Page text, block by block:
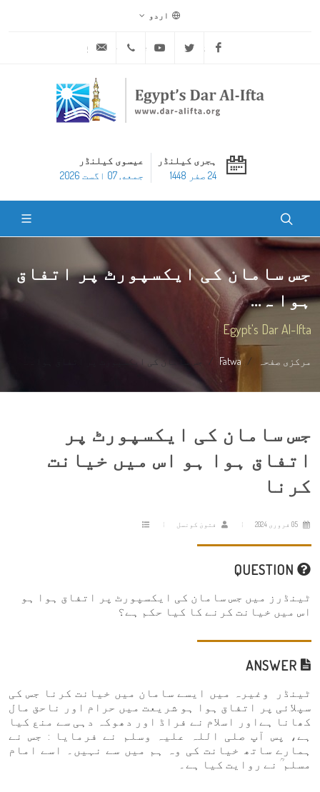
اردو
Facebook
Twitter
Youtube
ہجری کیلنڈر
24 صفر 1448
عیسوی کیلنڈر
جمعه, 07 اگست 2026
جس سامان کی ایکسپورٹ پر اتفاق
ہوا ہ...
Egypt's Dar Al-Ifta
مرکزی صفحہ Fatwa جس سامان کی ایکسپورٹ پر اتفاق ہوا ہ...
جس سامان کی ایکسپورٹ پر
اتفاق ہوا ہو اس میں خیانت
کرنا
فتویٰ کونسل
ٹینڈرز میں جس سامان کی ایکسپورٹ پر اتفاق ہوا ہو
اس میں خیانت کرنے کا کیا حکم ہے؟
ٹینڈر وغیرہ میں ایسے سامان میں خیانت کرنا جس کی
سپلائی پر اتفاق ہوا ہو شریعت میں حرام اور ناحق مال
کھانا ہےاور اسلام نے فراڈ اور دھوکہ دہی سے منع کیا
ہے، پس آپ صلی اللہ علیہ وسلم نے فرمایا : جس نے
ہمارے ساتھ خیانت کی وہ ہم میں سے نہیں۔ اسے امام
مسلم ؒ نے روایت کیا ہے۔